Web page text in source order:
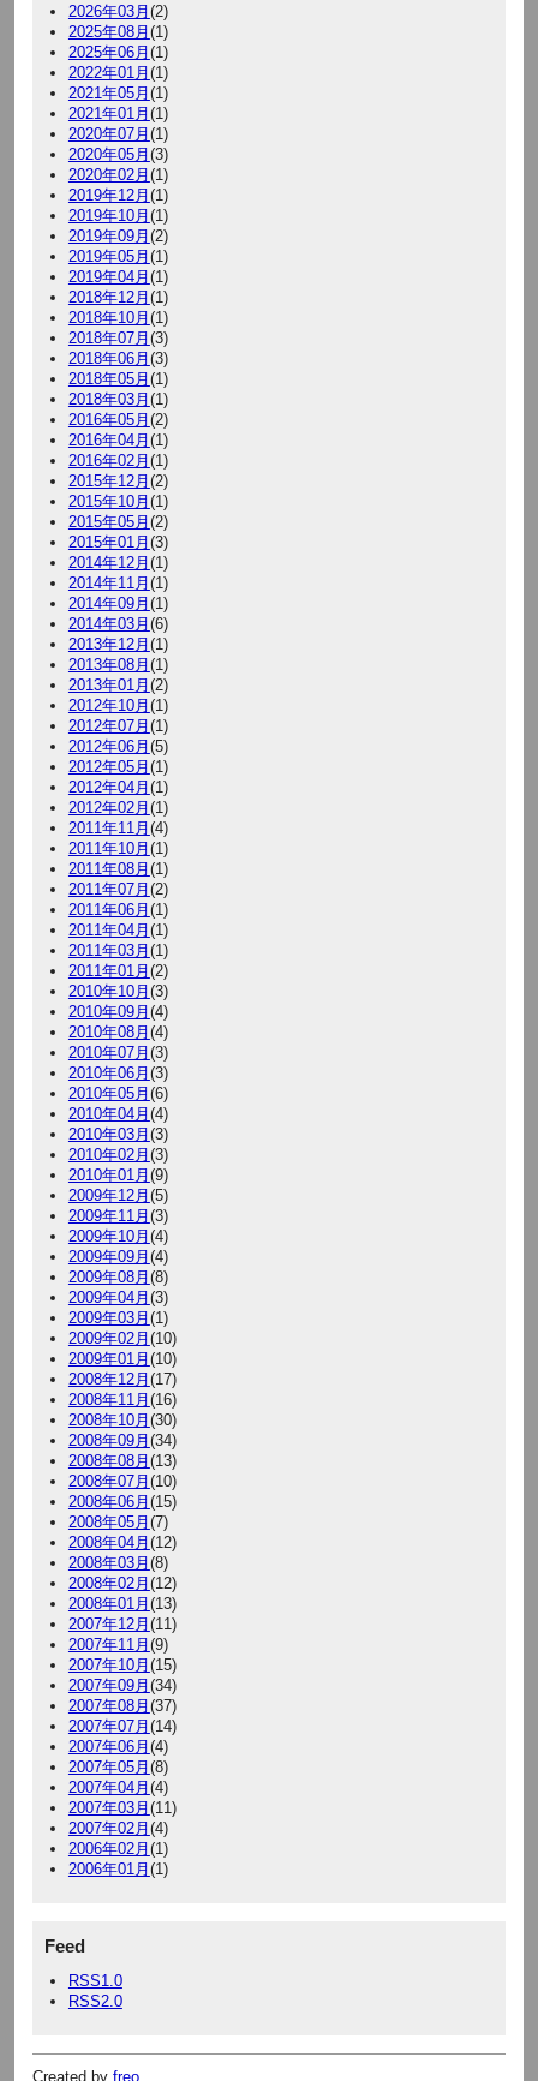
2026年03月(2)
2025年08月(1)
2025年06月(1)
2022年01月(1)
2021年05月(1)
2021年01月(1)
2020年07月(1)
2020年05月(3)
2020年02月(1)
2019年12月(1)
2019年10月(1)
2019年09月(2)
2019年05月(1)
2019年04月(1)
2018年12月(1)
2018年10月(1)
2018年07月(3)
2018年06月(3)
2018年05月(1)
2018年03月(1)
2016年05月(2)
2016年04月(1)
2016年02月(1)
2015年12月(2)
2015年10月(1)
2015年05月(2)
2015年01月(3)
2014年12月(1)
2014年11月(1)
2014年09月(1)
2014年03月(6)
2013年12月(1)
2013年08月(1)
2013年01月(2)
2012年10月(1)
2012年07月(1)
2012年06月(5)
2012年05月(1)
2012年04月(1)
2012年02月(1)
2011年11月(4)
2011年10月(1)
2011年08月(1)
2011年07月(2)
2011年06月(1)
2011年04月(1)
2011年03月(1)
2011年01月(2)
2010年10月(3)
2010年09月(4)
2010年08月(4)
2010年07月(3)
2010年06月(3)
2010年05月(6)
2010年04月(4)
2010年03月(3)
2010年02月(3)
2010年01月(9)
2009年12月(5)
2009年11月(3)
2009年10月(4)
2009年09月(4)
2009年08月(8)
2009年04月(3)
2009年03月(1)
2009年02月(10)
2009年01月(10)
2008年12月(17)
2008年11月(16)
2008年10月(30)
2008年09月(34)
2008年08月(13)
2008年07月(10)
2008年06月(15)
2008年05月(7)
2008年04月(12)
2008年03月(8)
2008年02月(12)
2008年01月(13)
2007年12月(11)
2007年11月(9)
2007年10月(15)
2007年09月(34)
2007年08月(37)
2007年07月(14)
2007年06月(4)
2007年05月(8)
2007年04月(4)
2007年03月(11)
2007年02月(4)
2006年02月(1)
2006年01月(1)
Feed
RSS1.0
RSS2.0
Created by freo.